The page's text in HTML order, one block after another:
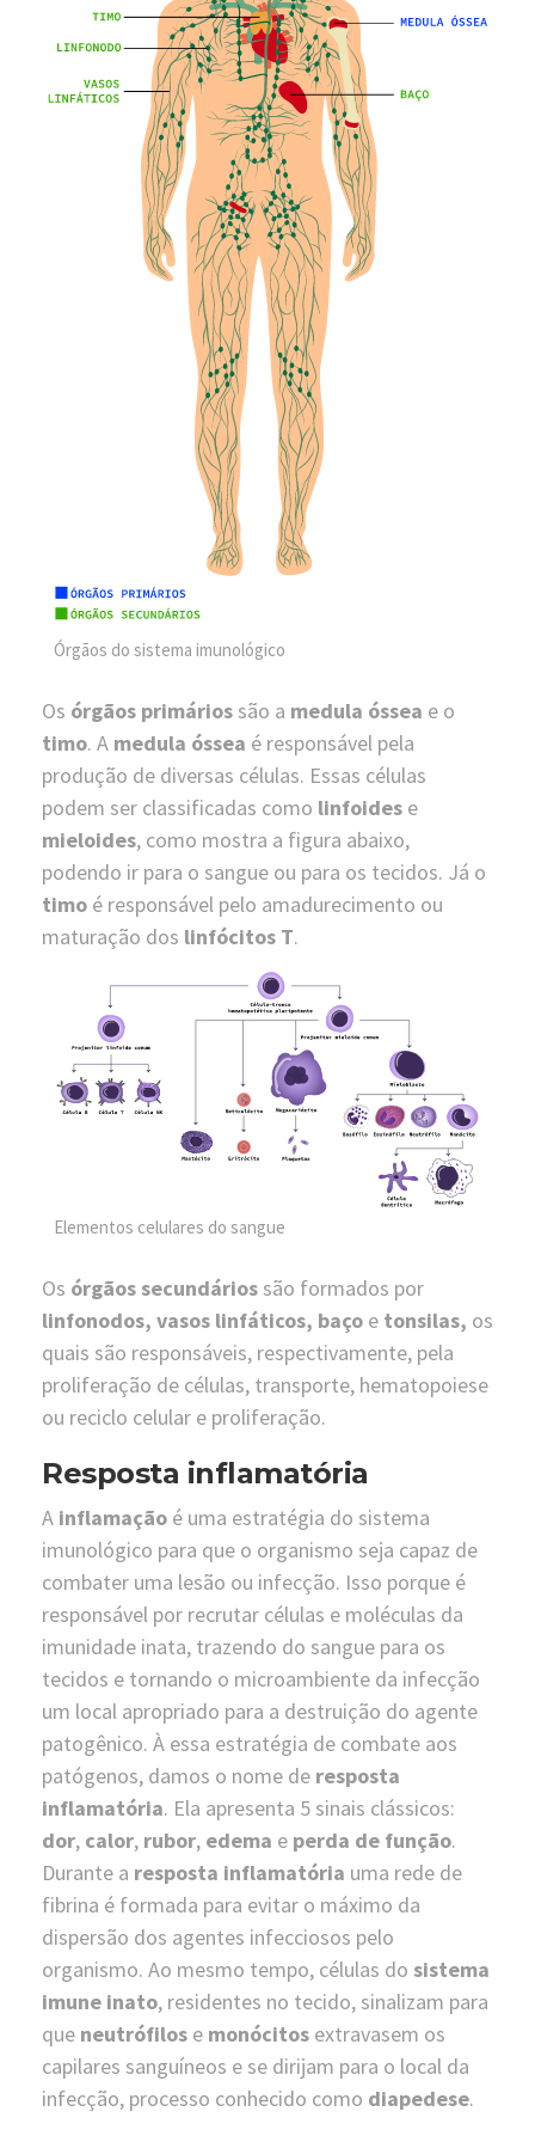
Órgãos do sistema imunológico
Os órgãos primários são a medula óssea e o
timo. A medula óssea é responsável pela
produção de diversas células. Essas células
podem ser classificadas como linfoides e
mieloides, como mostra a figura abaixo,
podendo ir para o sangue ou para os tecidos. Já o
timo é responsável pelo amadurecimento ou
maturação dos linfócitos T.
Elementos celulares do sangue
Os órgãos secundários são formados por
linfonodos, vasos linfáticos, baço e tonsilas, os
quais são responsáveis, respectivamente, pela
proliferação de células, transporte, hematopoiese
ou reciclo celular e proliferação.
Resposta inflamatória
A inflamação é uma estratégia do sistema
imunológico para que o organismo seja capaz de
combater uma lesão ou infecção. Isso porque é
responsável por recrutar células e moléculas da
imunidade inata, trazendo do sangue para os
tecidos e tornando o microambiente da infecção
um local apropriado para a destruição do agente
patogênico. À essa estratégia de combate aos
patógenos, damos o nome de resposta
inflamatória. Ela apresenta 5 sinais clássicos:
dor, calor, rubor, edema e perda de função.
Durante a resposta inflamatória uma rede de
fibrina é formada para evitar o máximo da
dispersão dos agentes infecciosos pelo
organismo. Ao mesmo tempo, células do sistema
imune inato, residentes no tecido, sinalizam para
que neutrófilos e monócitos extravasem os
capilares sanguíneos e se dirijam para o local da
infecção, processo conhecido como diapedese.